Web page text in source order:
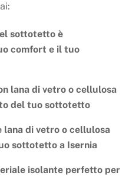
sottotetto è
comfort e il tuo
lana di vetro o cellulosa
del tuo sottotetto
lana di vetro o cellulosa
sottotetto a Isernia
isolante perfetto per